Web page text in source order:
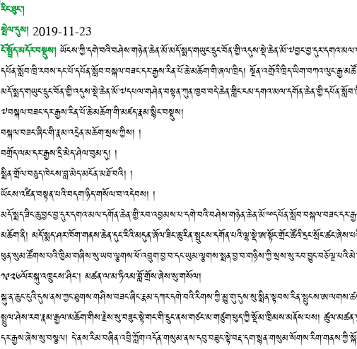
རིང་ཐུང་།
སྤེལ་དུས།2019-11-23
ངོ་སྤྲོད་མདོར་བསྡུས།
དཔོན་སློབ་ཁྲི་རབས་དང་པོ་དཔོན་སློབ་བསྐལ་བཟང་དར་རྒྱས་རིན་པོ་ཆེ་མཆོག་གི་ཞལ་ཁྲིད།
༧བསྐལ་བཟང་དར་རྒྱས་རིན་པོ་ཆེ་མཆོག་གི་མཛད་རྣམ་སྙིང་བསྡུས།
བསྐལ་བཟང་ཞིང་གི་རྣམ་འདྲེན་མཆོག་སྲས་ཀྱིས། །
བགྲོད་ལམ་དར་རྒྱས་དྲི་མེད་ཤེལ་བུམ་དུ། །
སྨིན་གྲོལ་བཅུད་ཁེངས་བླ་མེད་མངོན་མཐོ་བའི། །
ཡོངས་འཛིན་བསྟན་པའི་བདག་ཉིད་གསོལ་བ་འདེབས། །
མཆོག་ནི།
༡༩༢༦ལོར་སྐུ་འཁྲུངས་ཤིང༌། མཚན་ལ་མ་ཏིའམ་བློ་གྲོས་ཞེས་སུ་གསོལ།
སྤྲུལ་ཤེས་རབ་རྣམ་རྒྱལ་མཆོག་གིས་རྗེས་སུ་བཟུང་སྟེ་གང་གི་དྲུང་ནས་གཙང་མ་གཙུག་ཕུད་ཀྱི་སྡོམ་ཁྲིམས་མནོས་པས།
དར་རྒྱས་ཞེས་སུ་བསྩལ།